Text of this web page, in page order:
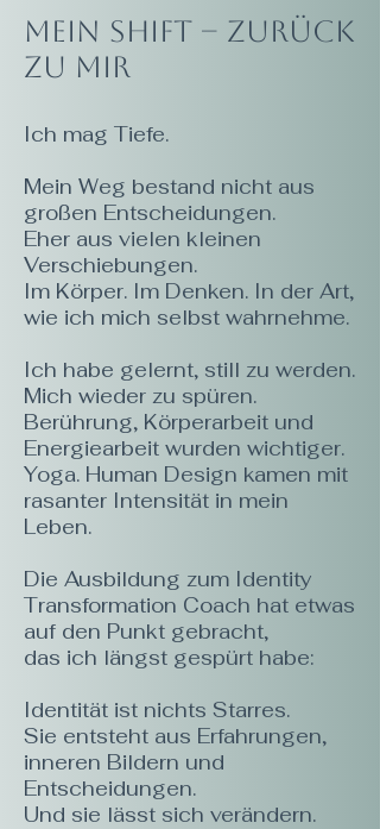
Mein Shift – zurück
zu mir
Ich mag Tiefe.
Mein Weg bestand nicht aus
großen Entscheidungen.
Eher aus vielen kleinen
Verschiebungen.
Im Körper. Im Denken. In der Art,
wie ich mich selbst wahrnehme.
Ich habe gelernt, still zu werden.
Mich wieder zu spüren.
Berührung, Körperarbeit und
Energiearbeit wurden wichtiger.
Yoga. Human Design kamen mit
rasanter Intensität in mein
Leben.
Die Ausbildung zum Identity
Transformation Coach hat etwas
auf den Punkt gebracht,
das ich längst gespürt habe:
Identität ist nichts Starres.
Sie entsteht aus Erfahrungen,
inneren Bildern und
Entscheidungen.
Und sie lässt sich verändern.